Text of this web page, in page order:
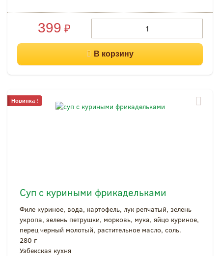
399 ₽
Суп с куриными фрикадельками
Филе куриное, вода, картофель, лук репчатый, зелень
укропа, зелень петрушки, морковь, мука, яйцо куриное,
перец черный молотый, растительное масло, соль.
280 г
Узбекская кухня
Новинка !